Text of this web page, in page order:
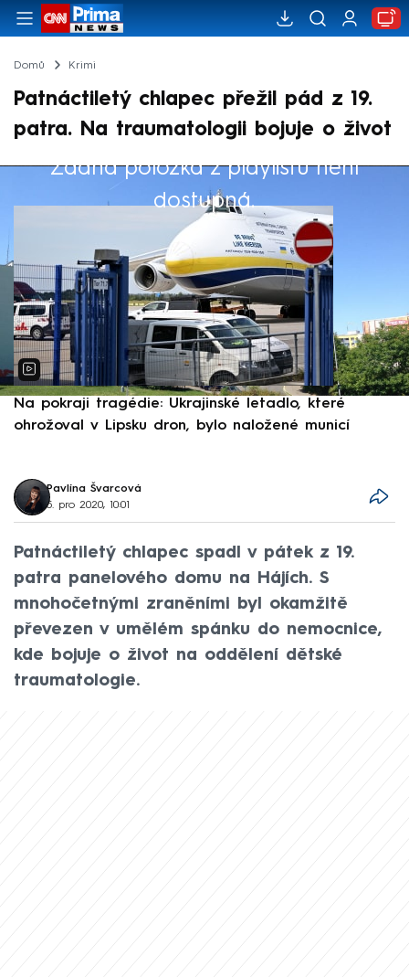
Domů Krimi
Patnáctiletý chlapec přežil pád z 19.
patra. Na traumatologii bojuje o život
Žádná položka z playlistu není
dostupná.
Výběr redakce
Na pokraji tragédie: Ukrajinské letadlo, které
ohrožoval v Lipsku dron, bylo naložené municí
Pavlína Švarcová
5. pro 2020, 10:01
Patnáctiletý chlapec spadl v pátek z 19.
patra panelového domu na Hájích. S
mnohočetnými zraněními byl okamžitě
převezen v umělém spánku do nemocnice,
kde bojuje o život na oddělení dětské
traumatologie.